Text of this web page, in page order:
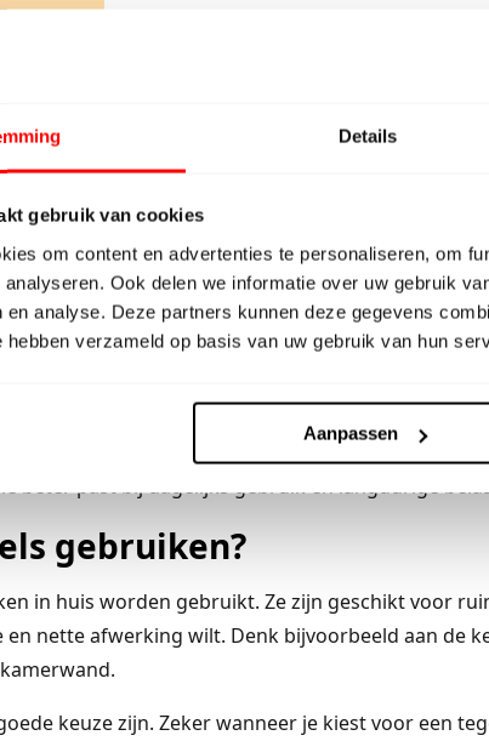
Details
gebruik van cookies
om content en advertenties te personaliseren, om
Ook delen we informatie over uw gebruik
en analyse. Deze partners kunnen deze gegevens
verzameld op basis van uw gebruik van hun
Aanpassen
ondergrond worden geplaatst. Ze worden dus niet
of zelfklevende achterkant. De tegels worden
hangen.
na het plaatsen afgewerkt met
afwerking. Dat maakt plaktegels geschikt
op de wand als op de vloer.
of zelfklevende tegelpanelen. Dat is
zijn stevige tegels die met lijm worden verwerkt.
beter past bij dagelijks gebruik en langdurige
gebruiken?
in huis worden gebruikt. Ze zijn geschikt voor
nette afwerking wilt. Denk bijvoorbeeld aan de
keuze zijn. Zeker wanneer je kiest voor een